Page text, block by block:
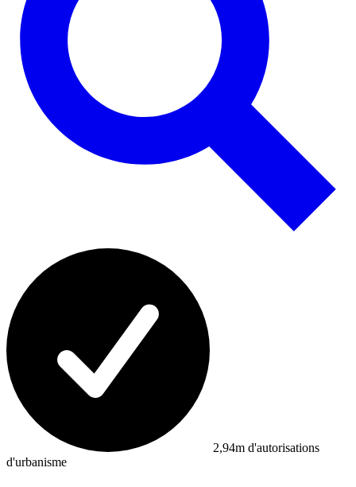
2,94m d'autorisations
d'urbanisme